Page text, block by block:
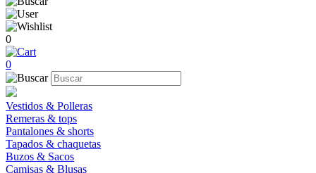
0
0
Vestidos & Polleras
Remeras & tops
Pantalones & shorts
Tapados & chaquetas
Buzos & Sacos
Camisas & Blusas